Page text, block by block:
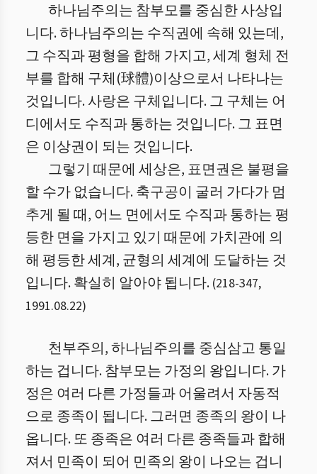
하나님주의는 참부모를 중심한 사상입
니다. 하나님주의는 수직권에 속해 있는데,
그 수직과 평형을 합해 가지고, 세계 형체 전
부를 합해 구체(球體)이상으로서 나타나는
것입니다. 사랑은 구체입니다. 그 구체는 어
디에서도 수직과 통하는 것입니다. 그 표면
은 이상권이 되는 것입니다.
그렇기 때문에 세상은, 표면권은 불평을
할 수가 없습니다. 축구공이 굴러 가다가 멈
추게 될 때, 어느 면에서도 수직과 통하는 평
등한 면을 가지고 있기 때문에 가치관에 의
해 평등한 세계, 균형의 세계에 도달하는 것
입니다. 확실히 알아야 됩니다. (218-347,
1991.08.22)
천부주의, 하나님주의를 중심삼고 통일
하는 겁니다. 참부모는 가정의 왕입니다. 가
정은 여러 다른 가정들과 어울려서 자동적
으로 종족이 됩니다. 그러면 종족의 왕이 나
옵니다. 또 종족은 여러 다른 종족들과 합해
져서 민족이 되어 민족의 왕이 나오는 겁니